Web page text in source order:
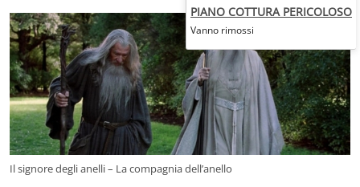
Il signore degli anelli – La compagnia dell’anello
PIANO COTTURA PERICOLOSO
Vanno rimossi